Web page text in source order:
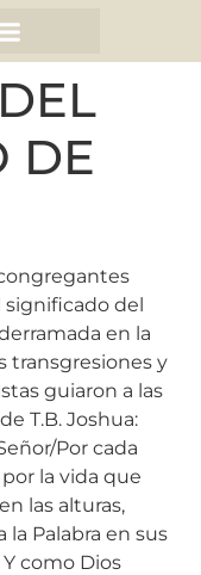
DE
del
en la
transgresiones y
guiaron a las
T.B. Joshua:
Por cada
la vida que
las alturas,
Palabra en sus
Y como Dios